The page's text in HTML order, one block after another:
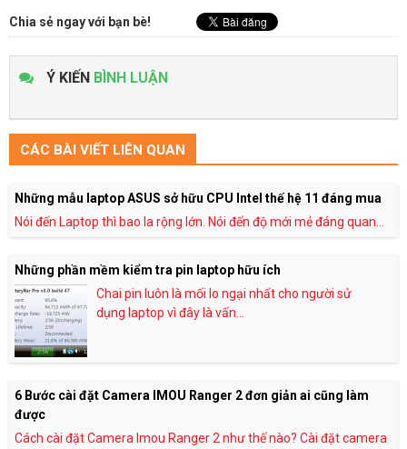
Chia sẻ ngay với bạn bè!
Ý KIẾN BÌNH LUẬN
CÁC BÀI VIẾT LIÊN QUAN
Những mẫu laptop ASUS sở hữu CPU Intel thế hệ 11 đáng mua
Nói đến Laptop thì bao la rộng lớn. Nói đến độ mới mẻ đáng quan...
Những phần mềm kiểm tra pin laptop hữu ích
Chai pin luôn là mối lo ngại nhất cho người sử
dụng laptop vì đây là vấn...
6 Bước cài đặt Camera IMOU Ranger 2 đơn giản ai cũng làm
được
Cách cài đặt Camera Imou Ranger 2 như thế nào? Cài đặt camera